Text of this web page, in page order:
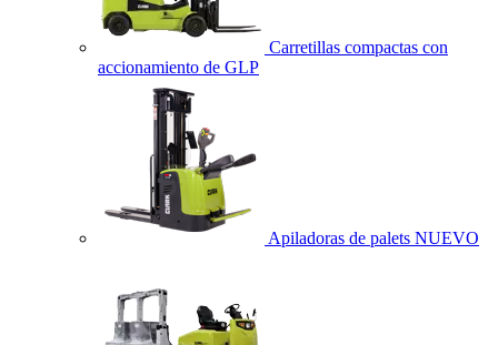
Carretillas compactas con
accionamiento de GLP
Apiladoras de palets NUEVO